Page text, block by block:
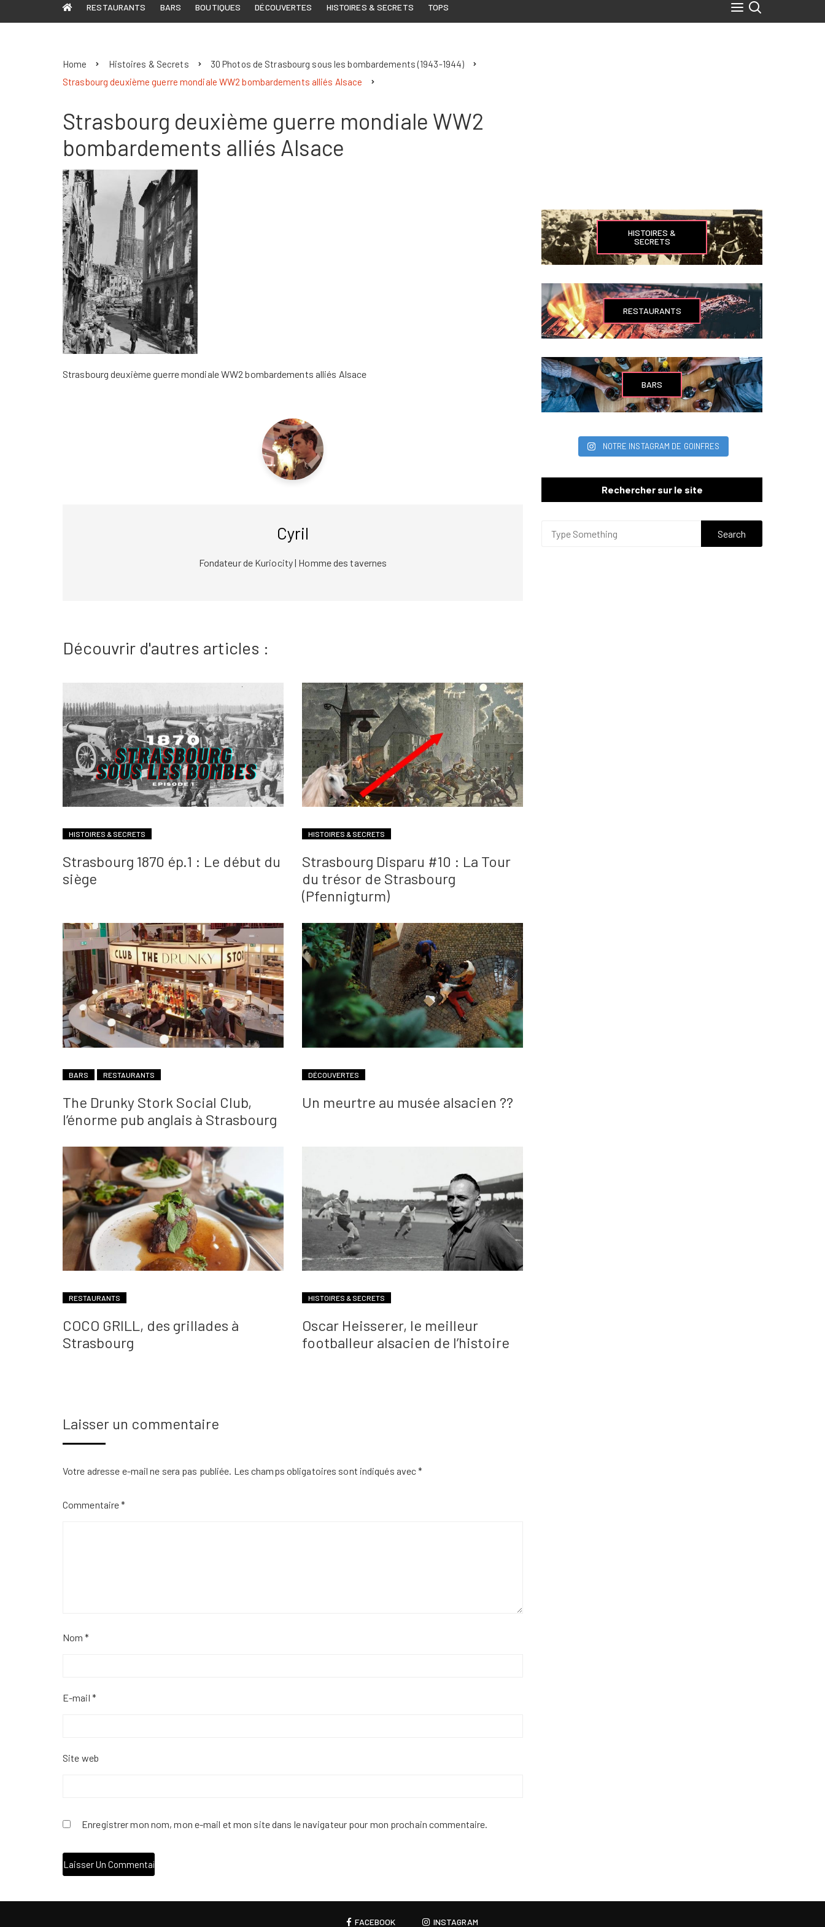
RESTAURANTS BARS BOUTIQUES DÉCOUVERTES HISTOIRES & SECRETS TOPS
Home Histoires & Secrets
30 Photos de Strasbourg sous les bombardements (1943-1944)
Strasbourg deuxième guerre mondiale WW2 bombardements alliés Alsace
Strasbourg deuxième guerre mondiale WW2
bombardements alliés Alsace
Strasbourg deuxième guerre mondiale WW2 bombardements alliés Alsace
Cyril
Fondateur de Kuriocity | Homme des tavernes
Découvrir d'autres articles :
HISTOIRES & SECRETS
Strasbourg 1870 ép.1 : Le début du
siège
HISTOIRES & SECRETS
Strasbourg Disparu #10 : La Tour
du trésor de Strasbourg
(Pfennigturm)
BARS RESTAURANTS
The Drunky Stork Social Club,
l’énorme pub anglais à Strasbourg
DÉCOUVERTES
Un meurtre au musée alsacien ??
RESTAURANTS
COCO GRILL, des grillades à
Strasbourg
HISTOIRES & SECRETS
Oscar Heisserer, le meilleur
footballeur alsacien de l’histoire
Laisser un commentaire
Votre adresse e-mail ne sera pas publiée. Les champs obligatoires sont indiqués avec*
Commentaire*
Nom*
E-mail *
Site web
Enregistrer mon nom, mon e-mail et mon site dans le navigateur pour mon prochain commentaire.
HISTOIRES &
SECRETS
RESTAURANTS
BARS
NOTRE INSTAGRAM DE GOINFRES
Rechercher sur le site
FACEBOOK INSTAGRAM